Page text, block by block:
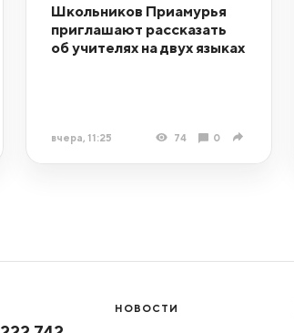
Школьников Приамурья
приглашают рассказать
об учителях на двух языках
вчера, 11:25 74 0
НОВОСТИ